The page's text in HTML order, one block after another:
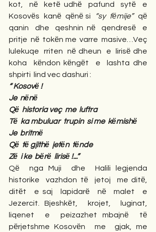
kot,  nё  ketё udhё  pafund  sytё  e
Kosovёs  kanё  qёnё si
“sy  fёmije”
  qё
qanin  dhe  qeshnin nё  qendresё  e
pritje  nё  tokёn me  varre  masive…Veç
lulekuqe  rriten  nё dheun  e  lirisё dhe
koha  kёndon kёngёt  e  lashta dhe
shpirti  lind vec dashuri :
“ Kosovё !
Je  nёnё
Qё  historia veç  me  luftra
Tё  ka mbuluar  trupin  si me  kёmishё
Je  britmё
Qё  tё gjithё  jetёn  tёnde
Zё  i ke  bёrё  lirisё !...”
Qё  nga Muji  dhe  Halili legjenda
historike  vazhdon tё  jetoj  me ditё,
ditёt  e saj  lapidarё  nё  malet  e
Jezercit. Bjeshkёt,  krojet,  luginat,
liqenet  e  peizazhet mbajnё  tё
pёrjetshme Kosovёn  me  gjak, me